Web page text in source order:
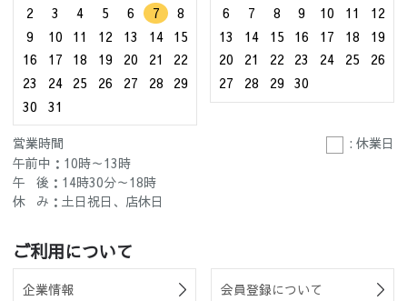
2
3 4 5 6 7
8
9
10 11 12 13 14
15
16
17 18 19 20 21
22
23
24 25 26 27 28
29
30
31
6
7 8 9 10 11
12
13
14 15 16 17 18
19
20
21 22 23 24 25
26
27
28 29 30
営業時間
: 休業日
午前中：10時～13時
午 後：14時30分～18時
休 み：土日祝日、店休日
ご利用について
企業情報 会員登録について